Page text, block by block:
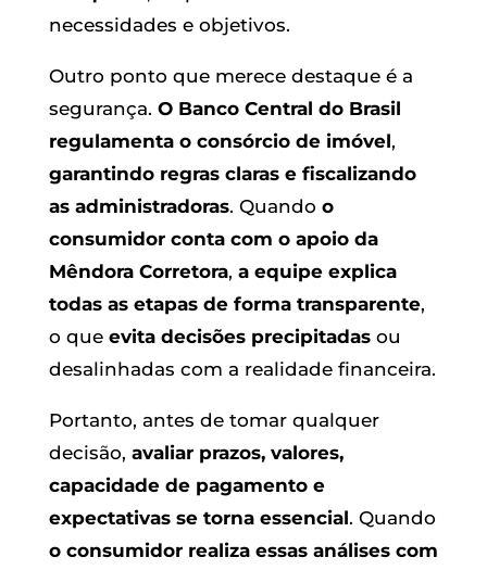
necessidades e objetivos.
Outro ponto que merece destaque é a
segurança. O Banco Central do Brasil
regulamenta o consórcio de imóvel,
garantindo regras claras e fiscalizando
as administradoras. Quando o
consumidor conta com o apoio da
Mêndora Corretora, a equipe explica
todas as etapas de forma transparente,
o que evita decisões precipitadasou
desalinhadas com a realidade financeira.
Portanto, antes de tomar qualquer
decisão, avaliar prazos, valores,
capacidade de pagamento e
expectativas se torna essencial. Quando
o consumidor realiza essas análises com